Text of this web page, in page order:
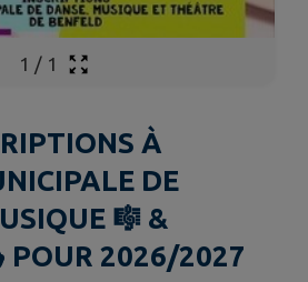
1 / 1
À
DE
🎼 &
POUR 2026/2027